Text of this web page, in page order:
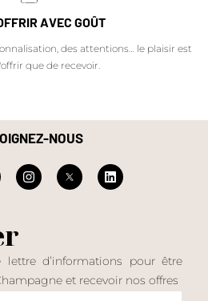
AVEC GOÛT
des attentions… le plaisir est
que de recevoir.
NOUS
lettre d’informations pour être
et recevoir nos offres